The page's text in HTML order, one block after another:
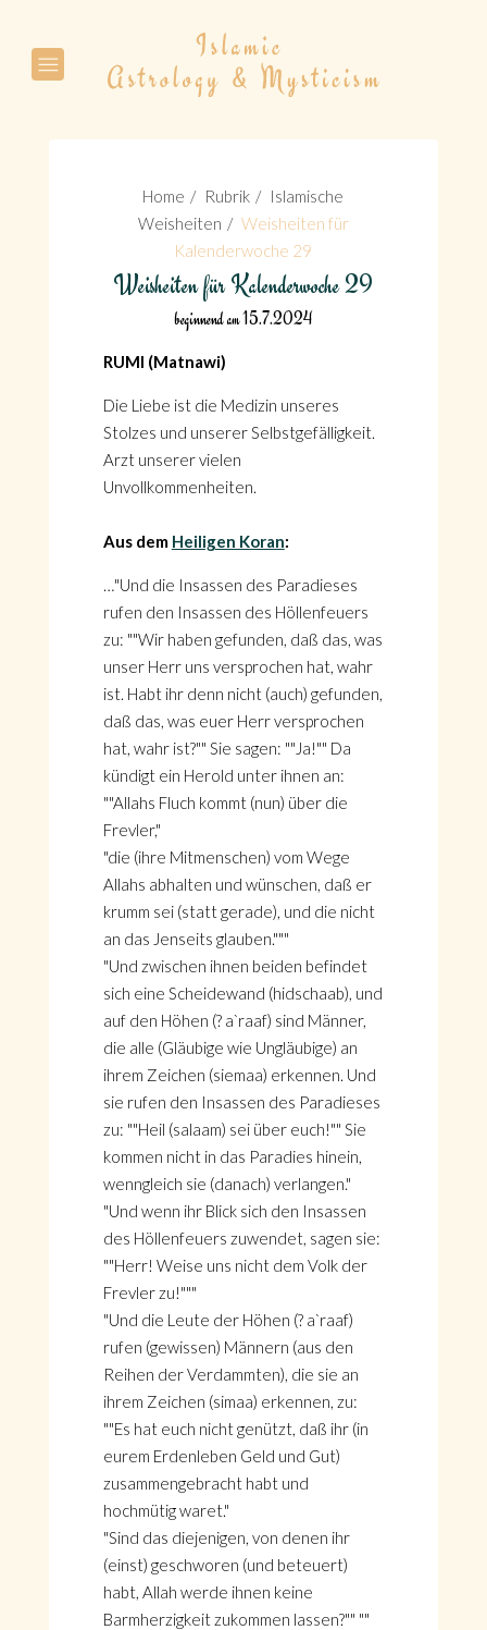
Home Rubrik
Islamische
Weisheiten
Weisheiten für
Kalenderwoche 29
Weisheiten für Kalenderwoche 29
beginnend am 15.7.2024
RUMI (Matnawi)
Die Liebe ist die Medizin unseres
Stolzes und unserer Selbstgefälligkeit.
Arzt unserer vielen
Unvollkommenheiten.
Aus dem Heiligen Koran:
…"Und die Insassen des Paradieses
rufen den Insassen des Höllenfeuers
zu: ""Wir haben gefunden, daß das, was
unser Herr uns versprochen hat, wahr
ist. Habt ihr denn nicht (auch) gefunden,
daß das, was euer Herr versprochen
hat, wahr ist?"" Sie sagen: ""Ja!"" Da
kündigt ein Herold unter ihnen an:
""Allahs Fluch kommt (nun) über die
Frevler,"
"die (ihre Mitmenschen) vom Wege
Allahs abhalten und wünschen, daß er
krumm sei (statt gerade), und die nicht
an das Jenseits glauben."""
"Und zwischen ihnen beiden befindet
sich eine Scheidewand (hidschaab), und
auf den Höhen (? a`raaf) sind Männer,
die alle (Gläubige wie Ungläubige) an
ihrem Zeichen (siemaa) erkennen. Und
sie rufen den Insassen des Paradieses
zu: ""Heil (salaam) sei über euch!"" Sie
kommen nicht in das Paradies hinein,
wenngleich sie (danach) verlangen."
"Und wenn ihr Blick sich den Insassen
des Höllenfeuers zuwendet, sagen sie:
""Herr! Weise uns nicht dem Volk der
Frevler zu!"""
"Und die Leute der Höhen (? a`raaf)
rufen (gewissen) Männern (aus den
Reihen der Verdammten), die sie an
ihrem Zeichen (simaa) erkennen, zu:
""Es hat euch nicht genützt, daß ihr (in
eurem Erdenleben Geld und Gut)
zusammengebracht habt und
hochmütig waret."
"Sind das diejenigen, von denen ihr
(einst) geschworen (und beteuert)
habt, Allah werde ihnen keine
Barmherzigkeit zukommen lassen?"" ""